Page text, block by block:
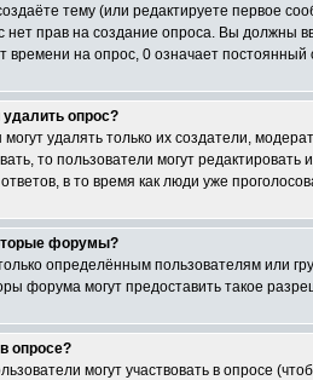
тему (или редактируете первое
нет прав на создание опроса. Вы должны
времени на опрос, 0 означает
удалить опрос?
удалять только их создатели,
то пользователи могут
в то время как люди уже
форумы?
определённым пользователям или
форума могут предоставить такое
опросе?
могут участвовать в опросе